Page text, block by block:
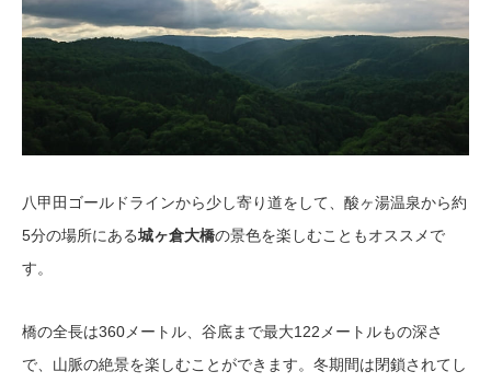
八甲田ゴールドラインから少し寄り道をして、酸ヶ湯温泉から約
5分の場所にある城ヶ倉大橋の景色を楽しむこともオススメで
す。
橋の全長は360メートル、谷底まで最大122メートルもの深さ
で、山脈の絶景を楽しむことができます。冬期間は閉鎖されてし